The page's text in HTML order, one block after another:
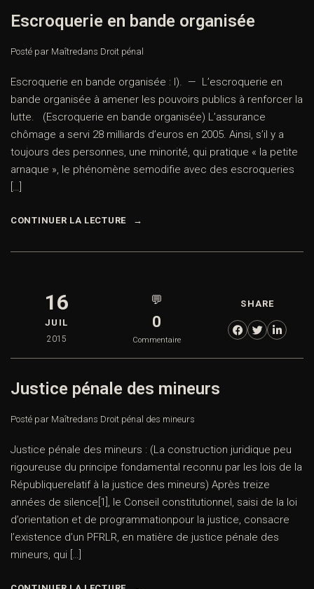
Escroquerie en bande organisée
Posté par Maîtredans Droit pénal
Escroquerie en bande organisée : I). — L’escroquerie en
bande organisée à amener les pouvoirs publics à renforcer la
lutte. (Escroquerie en bande organisée) L’assurance
chômage a servi 28 milliards d’euros en 2005. Ainsi, s’il y a
toujours des personnes, une minorité, qui pratique « la petite
arnaque », le phénomène semodifie avec des escroqueries
[…]
CONTINUER LA LECTURE
16
JUIL
2015
💬
0
Commentaire
SHARE
Justice pénale des mineurs
Posté par Maîtredans Droit pénal des mineurs
Justice pénale des mineurs : (La construction juridique peu
rigoureuse du principe fondamental reconnu par les lois de la
Républiquerelatif à la justice des mineurs) Après treize
années de silence[1], le Conseil constitutionnel, saisi de la loi
d’orientation et de programmationpour la justice, consacre
l’existence d’un PFRLR, en matière de justice pénale des
mineurs, qui […]